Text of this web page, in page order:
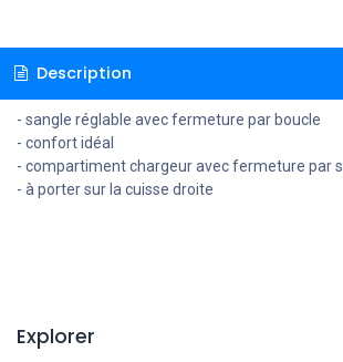
Description
- sangle réglable avec fermeture par boucle
- confort idéal
- compartiment chargeur avec fermeture par
- à porter sur la cuisse droite
Explorer